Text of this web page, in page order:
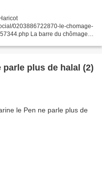
0203886722870-le-chomage-
La barre du chômage
plus de halal (2)